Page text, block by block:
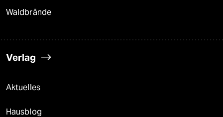
Waldbrände
Verlag
Aktuelles
Hausblog